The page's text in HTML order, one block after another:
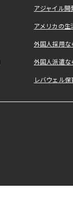
アジャイル
アメリカの
外国人採用
外国人派遣な
レバウェル